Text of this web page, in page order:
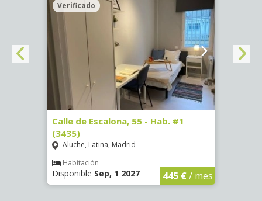
Verificado
Calle de Escalona, 55 - Hab. #1
(3435)
Aluche, Latina, Madrid
Habitación
Disponible Sep, 1 2027 445 €/ mes